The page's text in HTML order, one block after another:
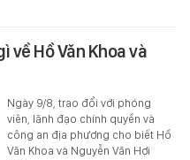
về Hồ Văn Khoa và
Ngày 9/8, trao đổi với phóng
viên, lãnh đạo chính quyền và
công an địa phương cho biết Hồ
Văn Khoa và Nguyễn Văn Hợi